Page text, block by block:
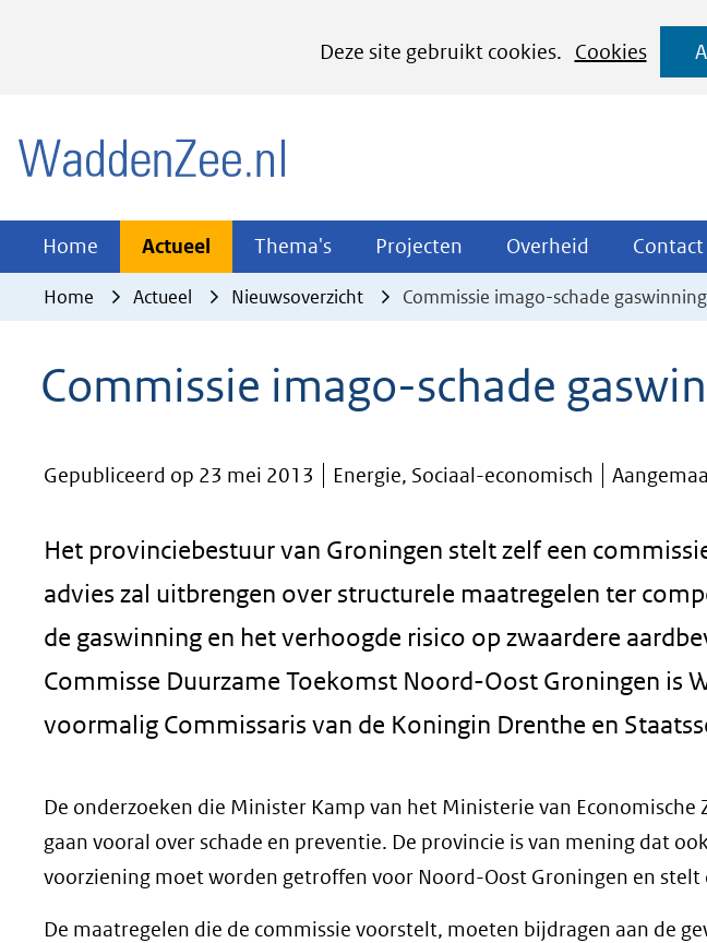
Deze site gebruikt cookies.
Cookies
het
cookies
website
worden
Home Actueel Actueel
Uitklappen
Thema's Thema's
Uitklappen
Projecten Projecten
Uitklappen
Overheid Overheid
Uitklappen
Contact
Home Actueel Nieuwsoverzicht Commissie imago-schade
Commissie imago-schade
Gepubliceerd op 23 mei 2013 Energie, Sociaal-economisch
Het provinciebestuur van Groningen stelt zelf een
advies zal uitbrengen over structurele maatregelen ter
de gaswinning en het verhoogde risico op zwaardere
Commisse Duurzame Toekomst Noord-Oost Groningen is
voormalig Commissaris van de Koningin Drenthe en
De onderzoeken die Minister Kamp van het Ministerie van
gaan vooral over schade en preventie. De provincie is van mening dat
voorziening moet worden getroffen voor Noord-Oost Groningen en stelt
De maatregelen die de commissie voorstelt, moeten bijdragen aan de